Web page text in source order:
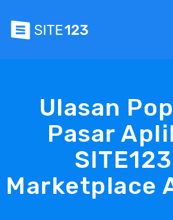
Ulasan
Pasar
Marketplace